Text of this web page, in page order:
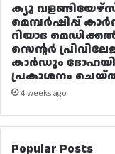
ക്യു
മെമ്പർഷിപ്പ്
റിയാദ
സെന്റർ
കാർഡും
പ്രകാശനം
4 weeks ago
Popular Posts